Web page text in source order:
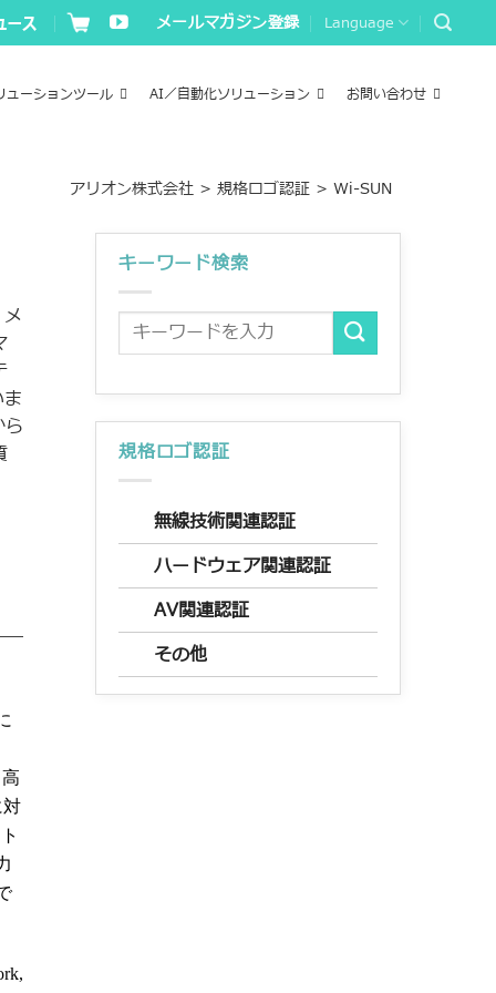
メールマガジン登録 Language
ューションツール AI／自動化ソリューション お問い合わせ
アリオン株式会社> 規格ロゴ認証> Wi-SUN
対
キーワード検索
規格ロゴ認証
無線技術関連認証
ハードウェア関連認証
AV関連認証
その他